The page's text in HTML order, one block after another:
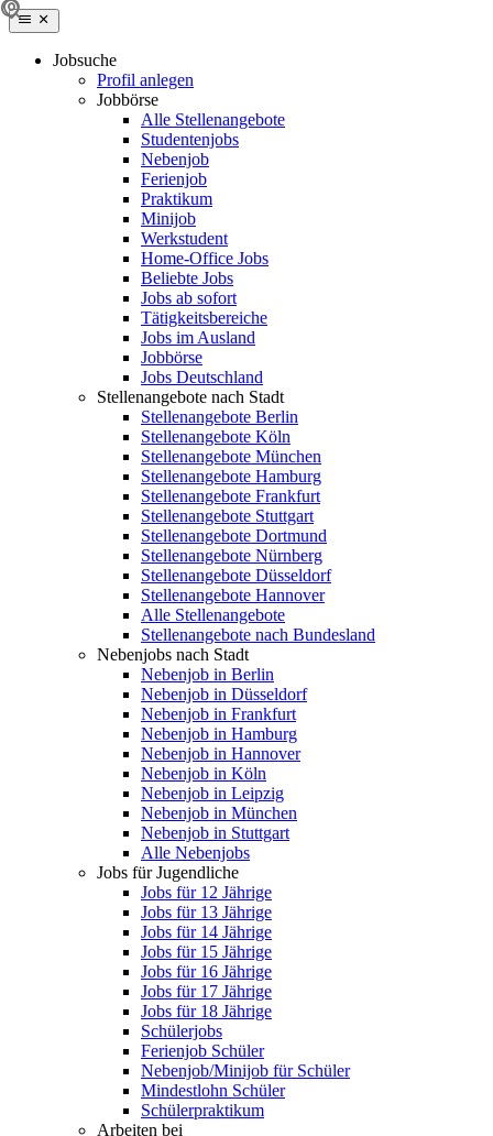
Jobsuche
Profil anlegen
Jobbörse
Alle Stellenangebote
Studentenjobs
Nebenjob
Ferienjob
Praktikum
Minijob
Werkstudent
Home-Office Jobs
Beliebte Jobs
Jobs ab sofort
Tätigkeitsbereiche
Jobs im Ausland
Jobbörse
Jobs Deutschland
Stellenangebote nach Stadt
Stellenangebote Berlin
Stellenangebote Köln
Stellenangebote München
Stellenangebote Hamburg
Stellenangebote Frankfurt
Stellenangebote Stuttgart
Stellenangebote Dortmund
Stellenangebote Nürnberg
Stellenangebote Düsseldorf
Stellenangebote Hannover
Alle Stellenangebote
Stellenangebote nach Bundesland
Nebenjobs nach Stadt
Nebenjob in Berlin
Nebenjob in Düsseldorf
Nebenjob in Frankfurt
Nebenjob in Hamburg
Nebenjob in Hannover
Nebenjob in Köln
Nebenjob in Leipzig
Nebenjob in München
Nebenjob in Stuttgart
Alle Nebenjobs
Jobs für Jugendliche
Jobs für 12 Jährige
Jobs für 13 Jährige
Jobs für 14 Jährige
Jobs für 15 Jährige
Jobs für 16 Jährige
Jobs für 17 Jährige
Jobs für 18 Jährige
Schülerjobs
Ferienjob Schüler
Nebenjob/Minijob für Schüler
Mindestlohn Schüler
Schülerpraktikum
Arbeiten bei